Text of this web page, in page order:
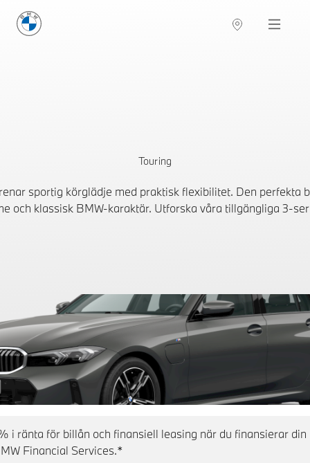
BMW Sverige Navigation
Touring
sportig körglädje med praktisk flexibilitet. Den perfekta
och klassisk BMW-karaktär. Utforska våra tillgängliga 3-
i ränta för billån och finansiell leasing när du finansierar
Financial Services.*